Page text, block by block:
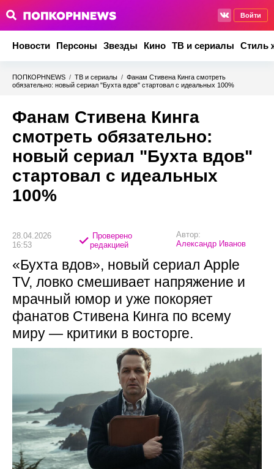
Войти
Новости Персоны Звезды Кино ТВ и сериалы Стиль
ПОПКОРНNEWS / ТВ и сериалы / Фанам Стивена Кинга смотреть
обязательно: новый сериал "Бухта вдов" стартовал с идеальных 100%
Фанам Стивена Кинга
смотреть обязательно:
новый сериал "Бухта вдов"
стартовал с идеальных
100%
28.04.2026
16:53
Проверено
редакцией
Автор:
Александр Иванов
«Бухта вдов», новый сериал Apple
TV, ловко смешивает напряжение и
мрачный юмор и уже покоряет
фанатов Стивена Кинга по всему
миру — критики в восторге.